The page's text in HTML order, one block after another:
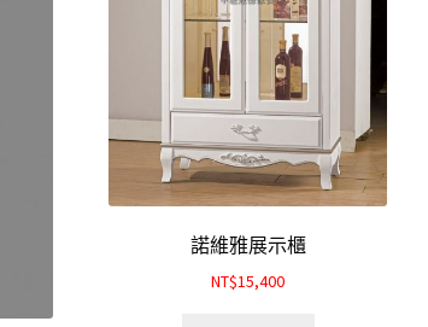
諾維雅展示櫃
NT$15,400